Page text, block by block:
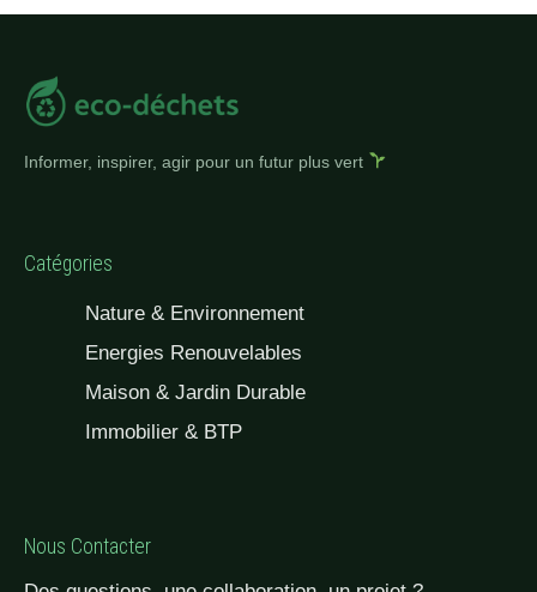
Informer, inspirer, agir pour un futur plus vert
Catégories
Nature & Environnement
Energies Renouvelables
Maison & Jardin Durable
Immobilier & BTP
Nous Contacter